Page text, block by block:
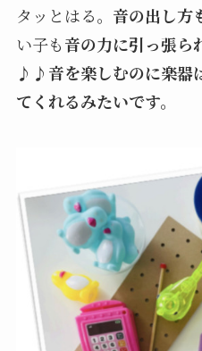
Contact
Q&A
タッとはる。 音の出し方
い子も音の力に引っ張ら
♪♪音を楽しむのに楽器
てくれるみたいです。